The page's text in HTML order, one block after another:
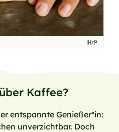
Kaffee?
entspannte Genießer*in:
unverzichtbar. Doch